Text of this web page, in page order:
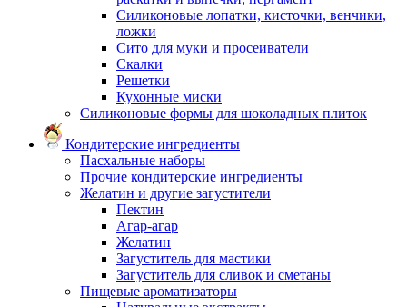
Силиконовые лопатки, кисточки, венчики,
ложки
Сито для муки и просеиватели
Скалки
Решетки
Кухонные миски
Силиконовые формы для шоколадных плиток
Кондитерские ингредиенты
Пасхальные наборы
Прочие кондитерские ингредиенты
Желатин и другие загустители
Пектин
Агар-агар
Желатин
Загуститель для мастики
Загуститель для сливок и сметаны
Пищевые ароматизаторы